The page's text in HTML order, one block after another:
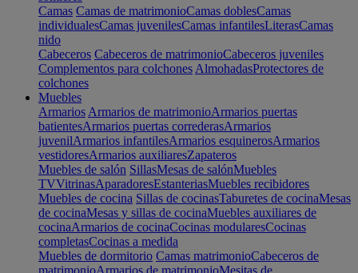
Camas Camas de matrimonioCamas doblesCamas
individualesCamas juvenilesCamas infantilesLiterasCamas
nido
Cabeceros Cabeceros de matrimonioCabeceros juveniles
Complementos para colchones AlmohadasProtectores de
colchones
Muebles
Armarios Armarios de matrimonioArmarios puertas
batientesArmarios puertas correderasArmarios
juvenilArmarios infantilesArmarios esquinerosArmarios
vestidoresArmarios auxiliaresZapateros
Muebles de salón SillasMesas de salónMuebles
TVVitrinasAparadoresEstanteriasMuebles recibidores
Muebles de cocina Sillas de cocinasTaburetes de cocinaMesas
de cocinaMesas y sillas de cocinaMuebles auxiliares de
cocinaArmarios de cocinaCocinas modularesCocinas
completasCocinas a medida
Muebles de dormitorio Camas matrimonioCabeceros de
matrimonioArmarios de matrimonioMesitas de